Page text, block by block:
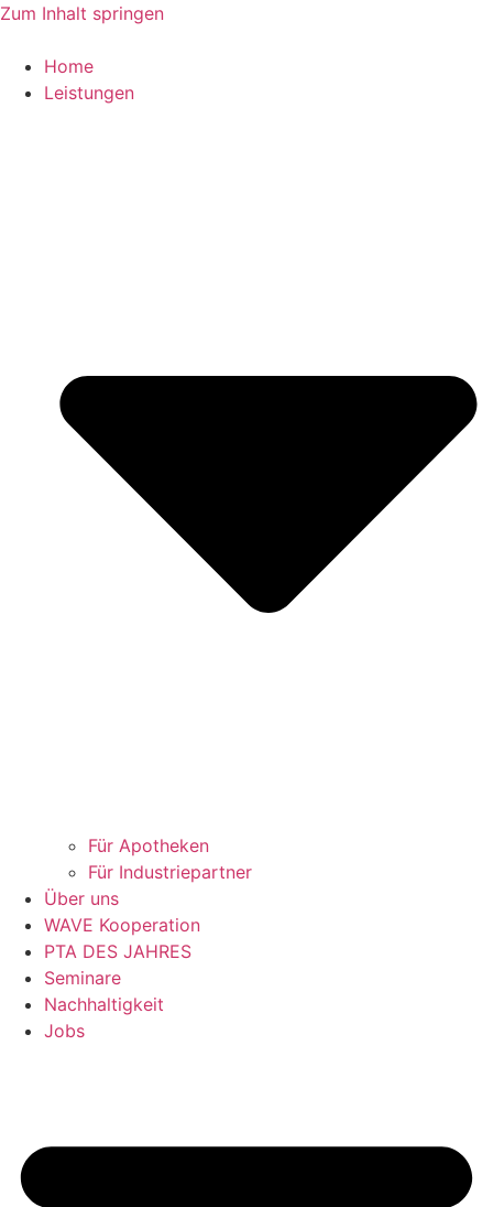
Zum Inhalt springen
Home
Leistungen
Für Apotheken
Für Industriepartner
Über uns
WAVE Kooperation
PTA DES JAHRES
Seminare
Nachhaltigkeit
Jobs